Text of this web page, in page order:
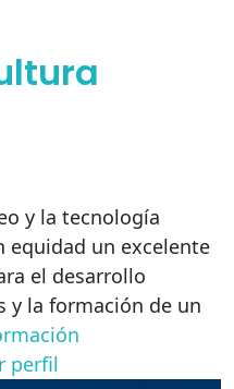
y la tecnología
equidad un excelente
el desarrollo
y la formación de un
perfil